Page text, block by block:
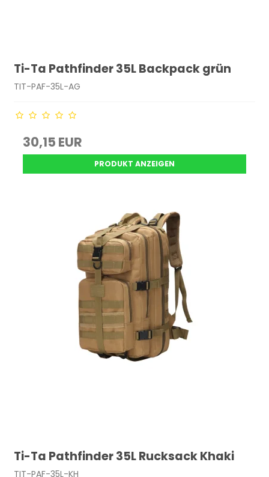
Ti-Ta Pathfinder 35L Backpack grün
TIT-PAF-35L-AG
30,15 EUR
PRODUKT ANZEIGEN
Ti-Ta Pathfinder 35L Rucksack Khaki
TIT-PAF-35L-KH